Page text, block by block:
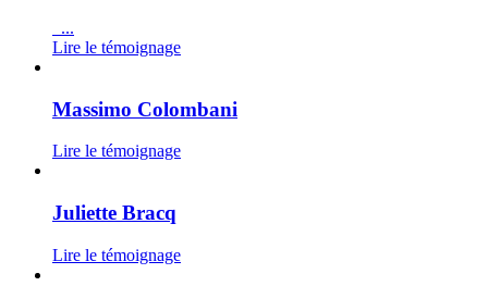
...
Lire le témoignage
Massimo Colombani
Lire le témoignage
Juliette Bracq
Lire le témoignage